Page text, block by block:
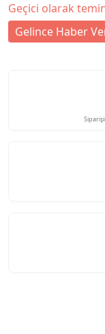
Geçici olarak
Gelince Haber